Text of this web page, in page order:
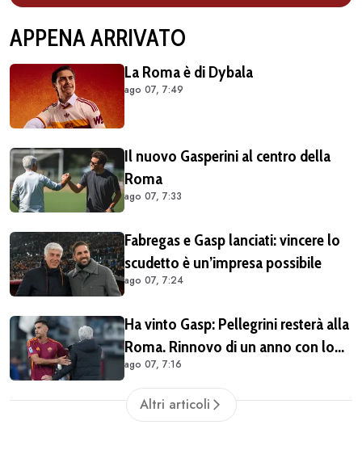
APPENA ARRIVATO
La Roma è di Dybala
ago 07, 7:49
Il nuovo Gasperini al centro della
Roma
ago 07, 7:33
Fabregas e Gasp lanciati: vincere lo
scudetto è un’impresa possibile
ago 07, 7:24
Ha vinto Gasp: Pellegrini resterà alla
Roma. Rinnovo di un anno con lo
sconto
ago 07, 7:16
Altri articoli